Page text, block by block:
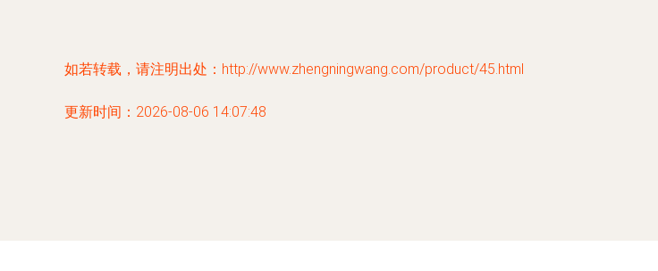
如若转载，请注明出处：http://www.zhengningwang.com/product/45.html
更新时间：2026-08-06 14:07:48